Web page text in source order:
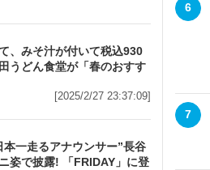
、みそ汁が付いて税込930
うどん食堂が「春のおすす
[2025/2/27 23:37:09]
一走るアナウンサー”長谷
姿で披露! 「FRIDAY」に登
6
7